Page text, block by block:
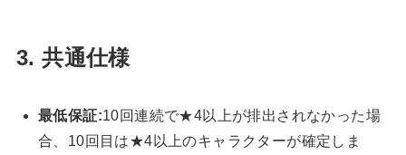
3. 共通仕様
最低保証:10回連続で★4以上が排出されなかった場
合、10回目は★4以上のキャラクターが確定しま